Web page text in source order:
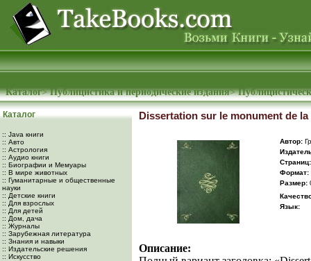
Каталог>Публицистика и периодические издания>
Каталог
:: Java книги
:: Авто
:: Астрология
:: Аудио книги
:: Биографии и Мемуары
:: В мире животных
:: Гуманитарные и общественные
науки
:: Детские книги
:: Для взрослых
:: Для детей
:: Дом, дача
:: Журналы
:: Зарубежная литература
:: Знания и навыки
:: Издательские решения
:: Искусство
Dissertation sur le monument de
Автор:
Cтраниц:
Формат:
Размер:
Язык:
Описание: